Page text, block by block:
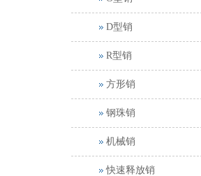
D型销
R型销
方形销
钢珠销
机械销
快速释放销